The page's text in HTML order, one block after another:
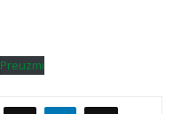
Preuzmi